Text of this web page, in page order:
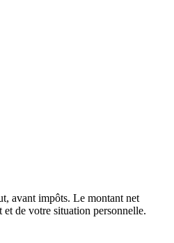
avant impôts. Le montant net
de votre situation personnelle.